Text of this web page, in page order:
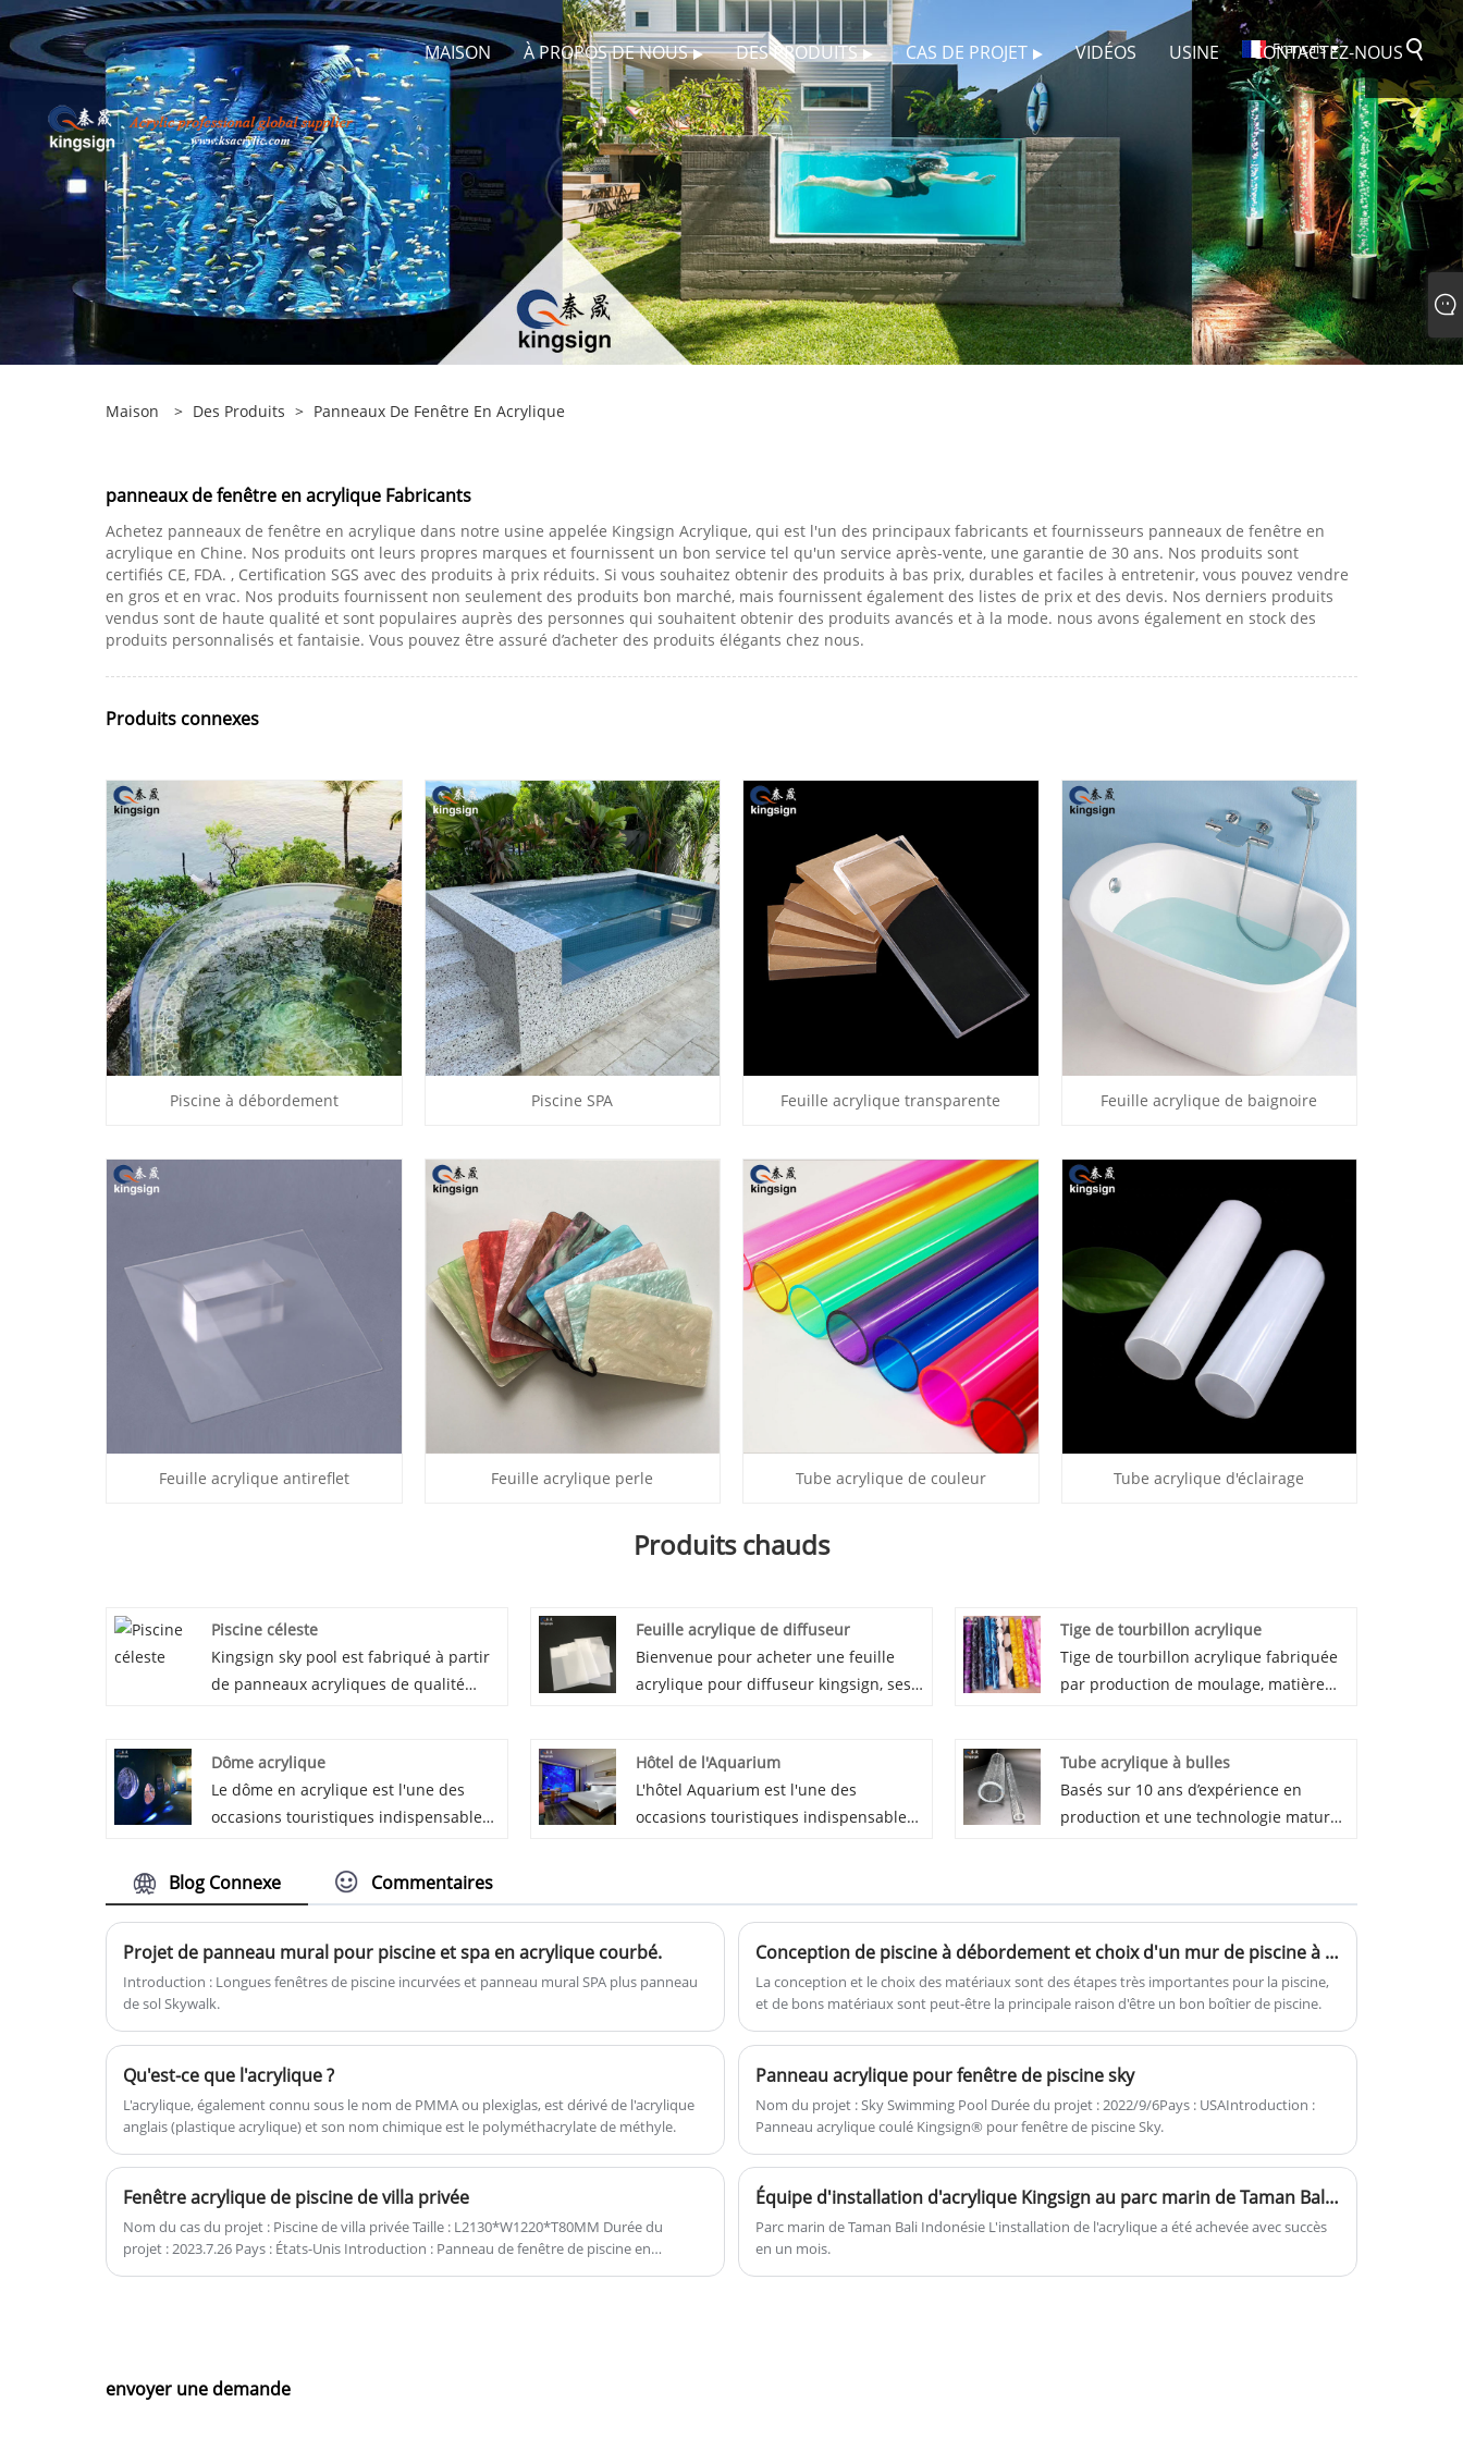
MAISON À PROPOS DE NOUS DES PRODUITS CAS DE PROJET VIDÉOS USINE CONTACTEZ-NOUS
Français
Maison > Des Produits > Panneaux De Fenêtre En Acrylique
panneaux de fenêtre en acrylique Fabricants
Achetez panneaux de fenêtre en acrylique dans notre usine appelée Kingsign Acrylique, qui est l'un des principaux fabricants et fournisseurs panneaux de fenêtre en
acrylique en Chine. Nos produits ont leurs propres marques et fournissent un bon service tel qu'un service après-vente, une garantie de 30 ans. Nos produits sont
certifiés CE, FDA. , Certification SGS avec des produits à prix réduits. Si vous souhaitez obtenir des produits à bas prix, durables et faciles à entretenir, vous pouvez vendre
en gros et en vrac. Nos produits fournissent non seulement des produits bon marché, mais fournissent également des listes de prix et des devis. Nos derniers produits
vendus sont de haute qualité et sont populaires auprès des personnes qui souhaitent obtenir des produits avancés et à la mode. nous avons également en stock des
produits personnalisés et fantaisie. Vous pouvez être assuré d’acheter des produits élégants chez nous.
Produits connexes
Piscine à débordement Piscine SPA Feuille acrylique transparente Feuille acrylique de baignoire
Feuille acrylique antireflet Feuille acrylique perle Tube acrylique de couleur Tube acrylique d'éclairage
Produits chauds
Piscine céleste
Kingsign sky pool est fabriqué à partir
de panneaux acryliques de qualité
résistante aux UV et avec une
transparence pouvant atteindre 93%,
peut voir clairement le sol et les
garantissons 30 ans non jaunissant
pour notre sky pool.
Feuille acrylique de diffuseur
Bienvenue pour acheter une feuille
acrylique pour diffuseur kingsign, ses
avec résistance aux UV, excellente
affection d'éclairage uniforme, pas de
jaunissement facile, avec une bonne
Tige de tourbillon acrylique
Tige de tourbillon acrylique fabriquée
par production de moulage, matière
motifs personnalisés. Il a de bonnes
performances de traitement, pour les
conceptions de décoration et
Dôme acrylique
Le dôme en acrylique est l'une des
occasions touristiques indispensables
unique et de sa transparence très
élevée, il peut donner aux gens
l'impression de marcher dans le
monde sous-marin, leur permettant de
se fondre dans les poissons dans l'eau.
C'est une sorte de sentiment très
merveilleux et particulier. Kingsign
ultra-haute transparence. Les feuilles
acryliques sont placées dans un four
moule en fer sur mesure pour un
moulage à haute température. Quels
que soient la taille, le radian et
l'épaisseur, nous pouvons
personnaliser la production, tester et
d'épaisseur le plus fiable et le plus sûr.
Hôtel de l'Aquarium
L'hôtel Aquarium est l'une des
occasions touristiques indispensables
l'impression de marcher dans le
monde sous-marin, leur permettant de
se fondre dans les poissons dans l'eau.
C'est une sorte de sentiment très
merveilleux et particulier. Kingsign
fabrique des feuilles acryliques à
ultra-haute transparence. Les feuilles
acryliques sont placées dans un four
entièrement automatisé à travers un
moule en fer sur mesure pour un
moulage à haute température. Quels
que soient la taille, le radian et
l'épaisseur, nous pouvons
personnaliser la production, tester et
Tube acrylique à bulles
Basés sur 10 ans d’expérience en
production et une technologie mature,
de différents diamètres, d'une
épaisseur de 8 à 30 mm et de
n'importe quelle longueur. Il pourrait
être utilisé pour éclairer des colonnes,
un dispositif d'éclairage de décoration.
Blog Connexe Commentaires
Projet de panneau mural pour piscine et spa en acrylique courbé.
Introduction : Longues fenêtres de piscine incurvées et panneau mural SPA plus panneau
de sol Skywalk.
Conception de piscine à débordement et choix d'un mur de piscine à débordement
La conception et le choix des matériaux sont des étapes très importantes pour la piscine,
et de bons matériaux sont peut-être la principale raison d'être un bon boîtier de piscine.
Qu'est-ce que l'acrylique ?
L'acrylique, également connu sous le nom de PMMA ou plexiglas, est dérivé de l'acrylique
anglais (plastique acrylique) et son nom chimique est le polyméthacrylate de méthyle.
Panneau acrylique pour fenêtre de piscine sky
Nom du projet : Sky Swimming Pool Durée du projet : 2022/9/6Pays : USAIntroduction :
Panneau acrylique coulé Kingsign® pour fenêtre de piscine Sky.
Fenêtre acrylique de piscine de villa privée
Nom du cas du projet : Piscine de villa privée Taille : L2130*W1220*T80MM Durée du
projet : 2023.7.26 Pays : États-Unis Introduction : Panneau de fenêtre de piscine en
Équipe d'installation d'acrylique Kingsign au parc marin de Taman Bali Indonésie
Parc marin de Taman Bali Indonésie L'installation de l'acrylique a été achevée avec succès
en un mois.
envoyer une demande